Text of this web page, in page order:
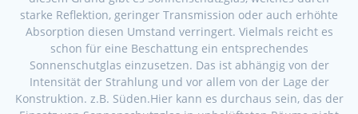
starke Reflektion, geringer Transmission oder auch erhöhte
Absorption diesen Umstand verringert. Vielmals reicht es
schon für eine Beschattung ein entsprechendes
Sonnenschutglas einzusetzen. Das ist abhängig von der
Intensität der Strahlung und vor allem von der Lage der
Konstruktion. z.B. Süden.Hier kann es durchaus sein, das der